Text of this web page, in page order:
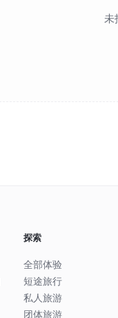
未
探索
全部体验
短途旅行
私人旅游
团体旅游